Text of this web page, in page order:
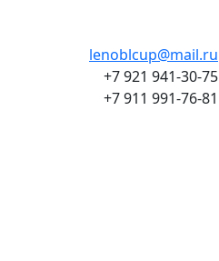
lenoblcup@mail.ru
+7 921 941-30-75
+7 911 991-76-81